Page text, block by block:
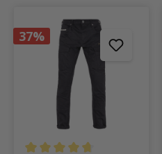
37%